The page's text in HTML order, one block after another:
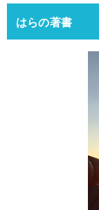
はらの著書